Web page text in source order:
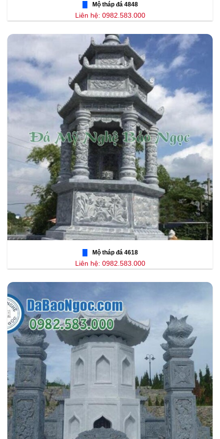
Mộ tháp đá 4848
Liên hệ: 0982.583.000
Mộ tháp đá 4618
Liên hệ: 0982.583.000